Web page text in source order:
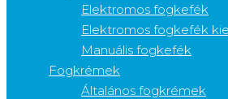
Elektromos fogkefék
Elektromos fogkefék
Manuális fogkefék
Fogkrémek
Általános fogkrémek